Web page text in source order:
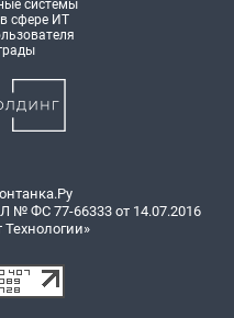
системы
сфере ИТ
№ ФС 77-66333 от 14.07.2016